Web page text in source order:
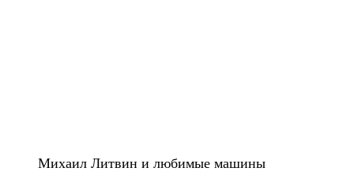
Михаил Литвин и любимые машины